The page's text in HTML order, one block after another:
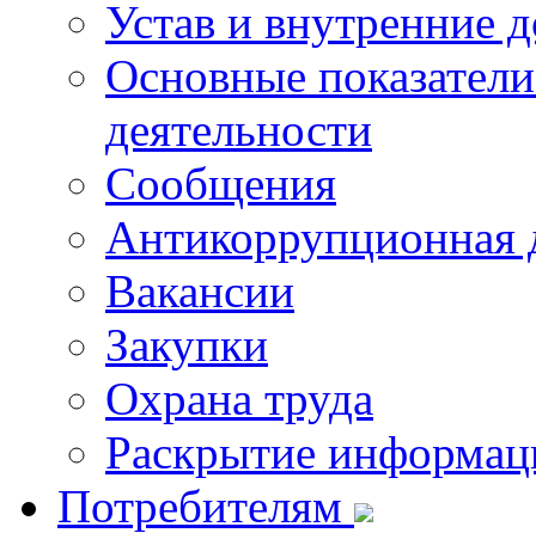
Устав и внутренние
Основные
деятельности
Сообщения
Антикоррупционная
Вакансии
Закупки
Охрана труда
Раскрытие
Потребителям